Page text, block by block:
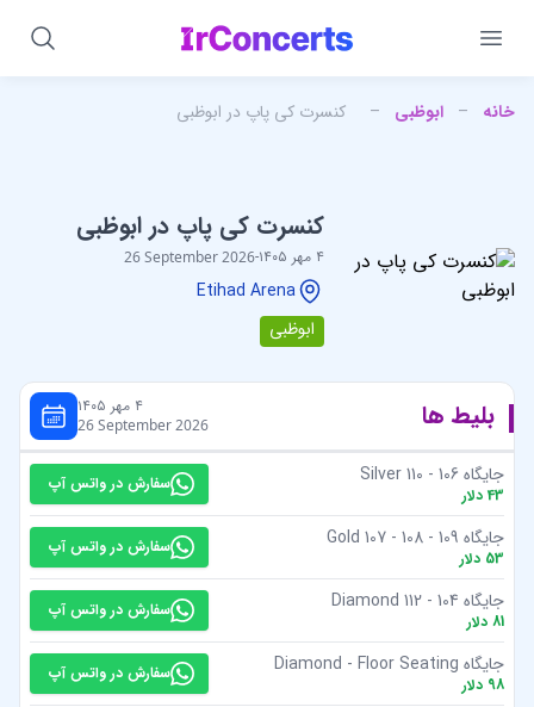
خانه – ابوظبی – کنسرت کی پاپ در ابوظبی
کنسرت کی پاپ در ابوظبی
۴ مهر ۱۴۰۵ -
26 September 2026
Etihad Arena
ابوظبی
بلیط ها ۴ مهر ۱۴۰۵
26 September 2026
جایگاه Silver 110 - 106
43 دلار
سفارش در واتس آپ
جایگاه Gold 107 - 108 - 109
53 دلار
سفارش در واتس آپ
جایگاه Diamond 112 - 104
81 دلار
سفارش در واتس آپ
جایگاه Diamond - Floor Seating
98 دلار
سفارش در واتس آپ